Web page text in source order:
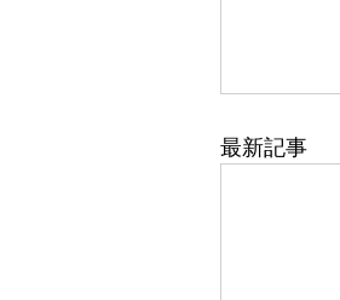
最新記事